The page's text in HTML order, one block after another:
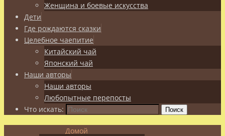
Женщина и боевые искусства
Дети
Где рождаются сказки
Целебное чаепитие
Китайский чай
Японский чай
Наши авторы
Наши авторы
Любопытные перепосты
Что искать:
Поиск
Домой